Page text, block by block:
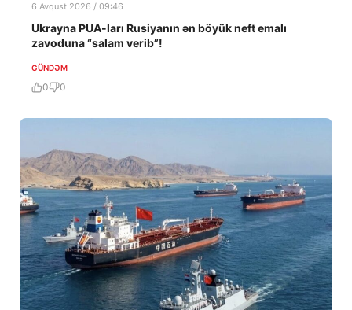
6 Avqust 2026 / 09:46
Ukrayna PUA-ları Rusiyanın ən böyük neft emalı
zavoduna “salam verib”!
GÜNDƏM
0 0